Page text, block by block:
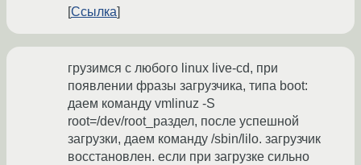
Ссылка
грузимся с любого linux live-cd, при
появлении фразы загрузчика, типа boot:
даем команду vmlinuz -S
root=/dev/root_раздел, после успешной
загрузки, даем команду /sbin/lilo. загрузчик
восстановлен. если при загрузке сильно